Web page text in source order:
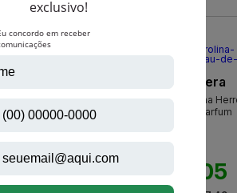
Klein Eau De
33,09
Carolina Herrera
212 VIP Black de Carolina
Masculino Eau de Parfum
R$ 569,05